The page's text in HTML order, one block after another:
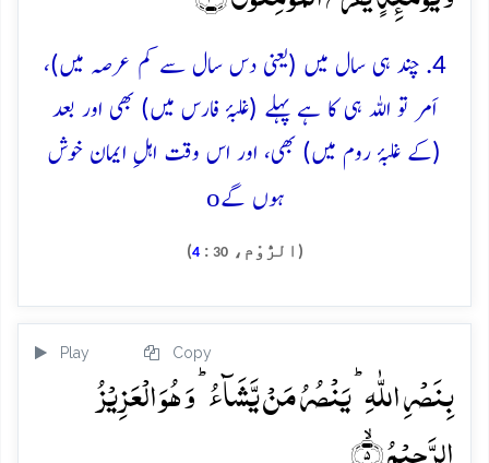
4. چند ہی سال میں (یعنی دس سال سے کم عرصہ میں)،
اَمر تو اللہ ہی کا ہے پہلے (غلبۂ فارس میں) بھی اور بعد
(کے غلبۂ روم میں) بھی، اور اس وقت اہلِ ایمان خوش
ہوں گےo
(الرُّوْم،30
:
4
)
Play Copy
بِنَصۡرِ اللّٰہِ ؕ یَنۡصُرُ مَنۡ یَّشَآءُ ؕ وَ ہُوَ الۡعَزِیۡزُ